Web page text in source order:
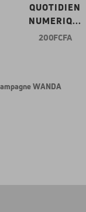
QUOTIDIEN
NUMERIQ...
200 FCFA